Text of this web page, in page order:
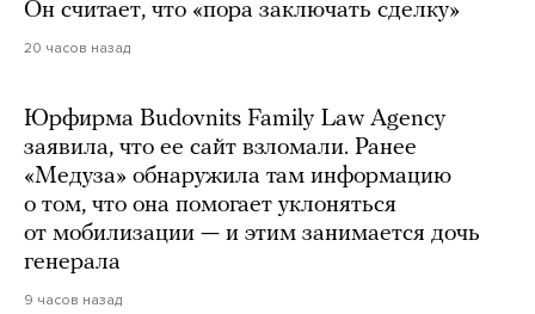
Он считает, что «пора заключать сделку»
20 часов назад
Юрфирма Budovnits Family Law Agency
заявила, что ее сайт взломали. Ранее
«Медуза» обнаружила там информацию
о том, что она помогает уклоняться
от мобилизации — и этим занимается дочь
генерала
9 часов назад